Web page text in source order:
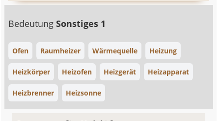
BedeutungSonstiges 1
Ofen Raumheizer Wärmequelle Heizung
Heizkörper Heizofen Heizgerät Heizapparat
Heizbrenner Heizsonne